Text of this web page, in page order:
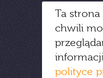
Ta
chwili
polityce